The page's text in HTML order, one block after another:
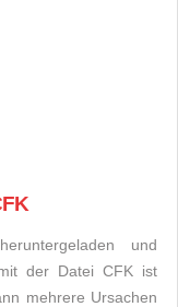
und
der Datei CFK ist
mehrere Ursachen